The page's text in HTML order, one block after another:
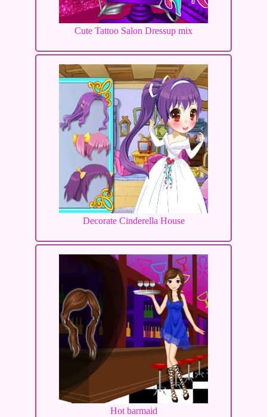
Cute Tattoo Salon Dressup mix
Decorate Cinderella House
Hot barmaid